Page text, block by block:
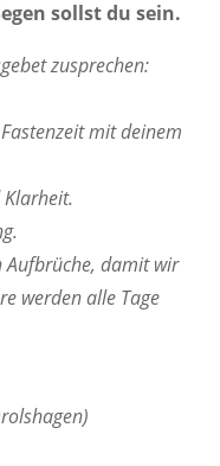
sollst du sein.
zusprechen:
mit deinem
Aufbrüche, damit wir
werden alle Tage